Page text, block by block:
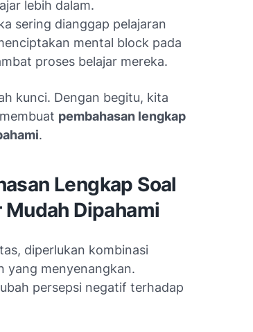
lebih dalam.
sering dianggap pelajaran
mental block pada
proses belajar mereka.
kunci. Dengan begitu, kita
pembahasan lengkap
.
Lengkap Soal
Dipahami
diperlukan kombinasi
yang menyenangkan.
persepsi negatif terhadap